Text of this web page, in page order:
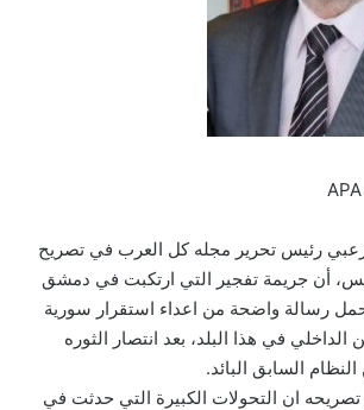
رئيس تحرير مجله كل العرب في تصريح
أن جريمة تفجير التي ارتكبت في دمشق
رسالة واضحة من اعداء استقرار سورية
الداخلي في هذا البلد، بعد انتصار الثوره
السابق البائد.
ان التحولات الكبيرة التي حدثت في